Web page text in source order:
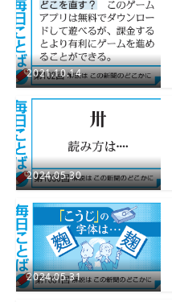
2021.10.14
2024.05.30
2024.05.31